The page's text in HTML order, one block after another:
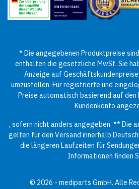
* Die angegebenen Produktpreise
enthalten die gesetzliche MwSt. Sie
Anzeige auf
umzustellen. Für registrierte und
Preise automatisch basierend auf den
Kundenkonto
, sofern nicht anders angegeben. ** Die
gelten für den Versand innerhalb
die längeren Laufzeiten für
Informationen finden
© 2026 - mediparts GmbH. Alle